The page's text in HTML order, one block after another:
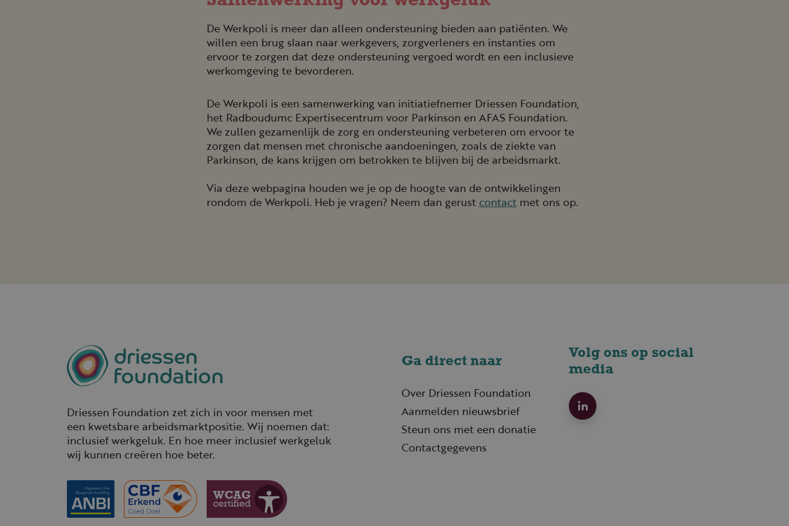
De Werkpoli is meer dan alleen ondersteuning bieden aan patiënten. We
willen een brug slaan naar werkgevers, zorgverleners en instanties om
ervoor te zorgen dat deze ondersteuning vergoed wordt en een inclusieve
werkomgeving te bevorderen.
De Werkpoli is een samenwerking van initiatiefnemer Driessen Foundation,
het Radboudumc Expertisecentrum voor Parkinson en AFAS Foundation.
We zullen gezamenlijk de zorg en ondersteuning verbeteren om ervoor te
zorgen dat mensen met chronische aandoeningen, zoals de ziekte van
Parkinson, de kans krijgen om betrokken te blijven bij de arbeidsmarkt.
Via deze webpagina houden we je op de hoogte van de ontwikkelingen
rondom de Werkpoli. Heb je vragen? Neem dan gerust contactmet ons op.
Driessen Foundation zet zich in voor mensen met
een kwetsbare arbeidsmarktpositie. Wij noemen dat:
inclusief werkgeluk. En hoe meer inclusief werkgeluk
wij kunnen creëren hoe beter.
Ga direct naar
Over Driessen Foundation
Aanmelden nieuwsbrief
Steun ons met een donatie
Contactgegevens
Volg ons op social
media